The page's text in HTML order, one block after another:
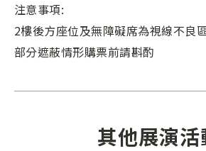
注意事項:
2樓後方座位及無障礙席為視線不良
部分遮蔽情形購票前請斟酌
其他展演活